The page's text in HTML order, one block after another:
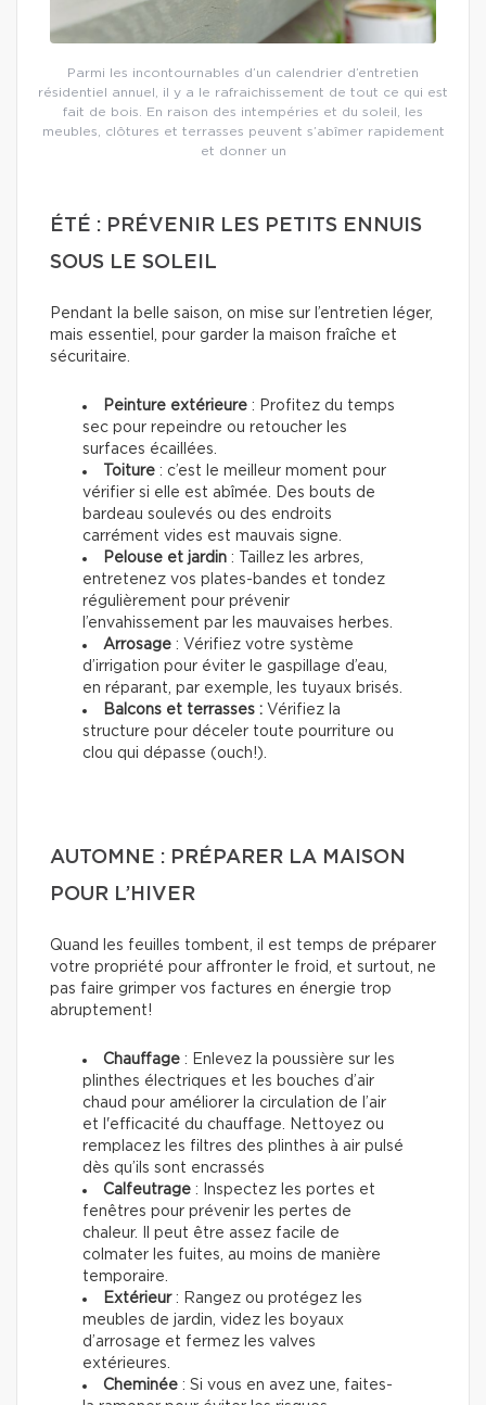
Parmi les incontournables d’un calendrier d’entretien
résidentiel annuel, il y a le rafraichissement de tout ce qui est
fait de bois. En raison des intempéries et du soleil, les
meubles, clôtures et terrasses peuvent s’abîmer rapidement
et donner un
ÉTÉ : PRÉVENIR LES PETITS ENNUIS
SOUS LE SOLEIL
Pendant la belle saison, on mise sur l’entretien léger,
mais essentiel, pour garder la maison fraîche et
sécuritaire.
Peinture extérieure : Profitez du temps
sec pour repeindre ou retoucher les
surfaces écaillées.
Toiture : c’est le meilleur moment pour
vérifier si elle est abîmée. Des bouts de
bardeau soulevés ou des endroits
carrément vides est mauvais signe.
Pelouse et jardin : Taillez les arbres,
entretenez vos plates-bandes et tondez
régulièrement pour prévenir
l’envahissement par les mauvaises herbes.
Arrosage : Vérifiez votre système
d’irrigation pour éviter le gaspillage d’eau,
en réparant, par exemple, les tuyaux brisés.
Balcons et terrasses : Vérifiez la
structure pour déceler toute pourriture ou
clou qui dépasse (ouch!).
AUTOMNE : PRÉPARER LA MAISON
POUR L’HIVER
Quand les feuilles tombent, il est temps de préparer
votre propriété pour affronter le froid, et surtout, ne
pas faire grimper vos factures en énergie trop
abruptement!
Chauffage : Enlevez la poussière sur les
plinthes électriques et les bouches d’air
chaud pour améliorer la circulation de l’air
et l'efficacité du chauffage. Nettoyez ou
remplacez les filtres des plinthes à air pulsé
dès qu’ils sont encrassés
Calfeutrage : Inspectez les portes et
fenêtres pour prévenir les pertes de
chaleur. Il peut être assez facile de
colmater les fuites, au moins de manière
temporaire.
Extérieur: Rangez ou protégez les
meubles de jardin, videz les boyaux
d’arrosage et fermez les valves
extérieures.
Cheminée : Si vous en avez une, faites-